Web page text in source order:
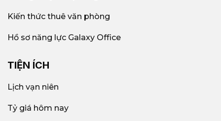
Kiến thức thuê văn phòng
Hồ sơ năng lực Galaxy Office
TIỆN ÍCH
Lịch vạn niên
Tỷ giá hôm nay